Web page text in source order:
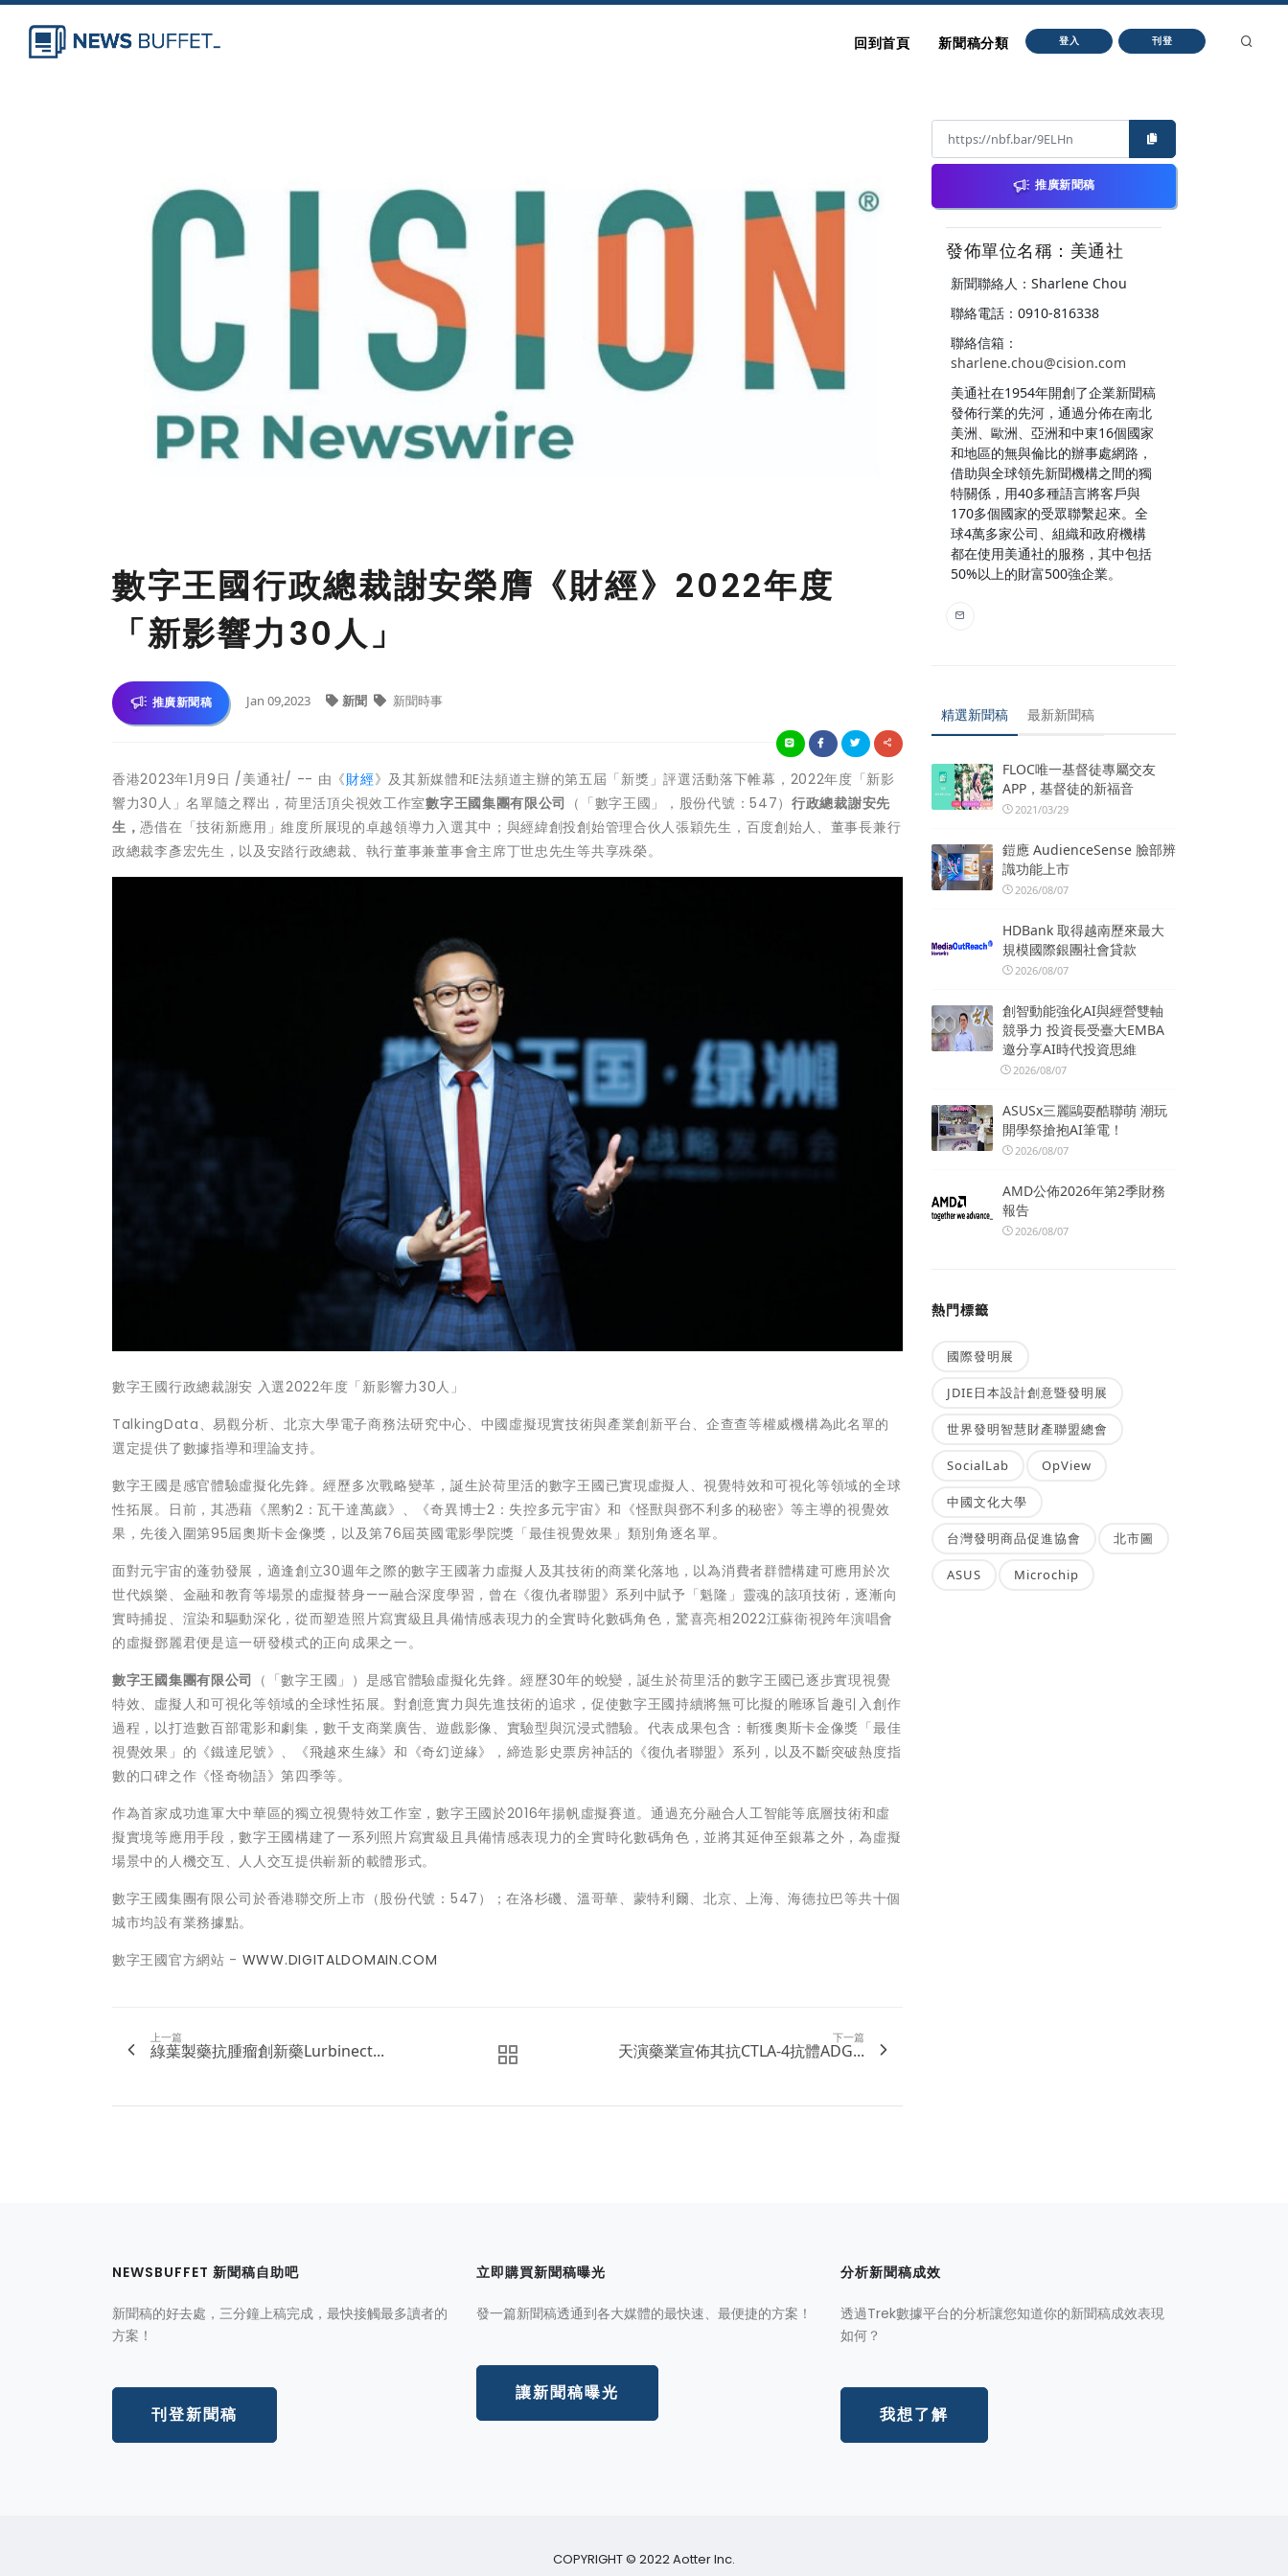
回到首頁 新聞稿分類 登入 刊登
數字王國行政總裁謝安榮膺《財經》2022年度
「新影響力30人」
推廣新聞稿 Jan 09,2023 新聞 新聞時事
香港2023年1月9日 /美通社/ -- 由《財經》及其新媒體和E法頻道主辦的第五屆「新獎」評選活動落下帷幕，2022年度「新影
響力30人」名單隨之釋出，荷里活頂尖視效工作室數字王國集團有限公司 （「數字王國」，股份代號：547）行政總裁謝安先
生，憑借在「技術新應用」維度所展現的卓越領導力入選其中；與經緯創投創始管理合伙人張穎先生，百度創始人、董事長兼行
政總裁李彥宏先生，以及安踏行政總裁、執行董事兼董事會主席丁世忠先生等共享殊榮。
數字王國行政總裁謝安 入選2022年度「新影響力30人」
TalkingData、易觀分析、北京大學電子商務法研究中心、中國虛擬現實技術與產業創新平台、企查查等權威機構為此名單的
選定提供了數據指導和理論支持。
數字王國是感官體驗虛擬化先鋒。經歷多次戰略變革，誕生於荷里活的數字王國已實現虛擬人、視覺特效和可視化等領域的全球
性拓展。日前，其憑藉《黑豹2：瓦干達萬歲》、《奇異博士2：失控多元宇宙》和《怪獸與鄧不利多的秘密》等主導的視覺效
果，先後入圍第95屆奧斯卡金像獎，以及第76屆英國電影學院獎「最佳視覺效果」類別角逐名單。
面對元宇宙的蓬勃發展，適逢創立30週年之際的數字王國著力虛擬人及其技術的商業化落地，以為消費者群體構建可應用於次
世代娛樂、金融和教育等場景的虛擬替身——融合深度學習，曾在《復仇者聯盟》系列中賦予「魁隆」靈魂的該項技術，逐漸向
實時捕捉、渲染和驅動深化，從而塑造照片寫實級且具備情感表現力的全實時化數碼角色，驚喜亮相2022江蘇衛視跨年演唱會
的虛擬鄧麗君便是這一研發模式的正向成果之一。
數字王國集團有限公司 （「數字王國」）是感官體驗虛擬化先鋒。經歷30年的蛻變，誕生於荷里活的數字王國已逐步實現視覺
特效、虛擬人和可視化等領域的全球性拓展。對創意實力與先進技術的追求，促使數字王國持續將無可比擬的雕琢旨趣引入創作
過程，以打造數百部電影和劇集，數千支商業廣告、遊戲影像、實驗型與沉浸式體驗。代表成果包含：斬獲奧斯卡金像獎「最佳
視覺效果」的《鐵達尼號》、《飛越來生緣》和《奇幻逆緣》，締造影史票房神話的《復仇者聯盟》系列，以及不斷突破熱度指
數的口碑之作《怪奇物語》第四季等。
作為首家成功進軍大中華區的獨立視覺特效工作室，數字王國於2016年揚帆虛擬賽道。通過充分融合人工智能等底層技術和虛
擬實境等應用手段，數字王國構建了一系列照片寫實級且具備情感表現力的全實時化數碼角色，並將其延伸至銀幕之外，為虛擬
場景中的人機交互、人人交互提供嶄新的載體形式。
數字王國集團有限公司於香港聯交所上市（股份代號：547）；在洛杉磯、溫哥華、蒙特利爾、北京、上海、海德拉巴等共十個
城市均設有業務據點。
數字王國官方網站 - WWW.DIGITALDOMAIN.COM
上一篇
綠葉製藥抗腫瘤創新藥Lurbinect...
下一篇
天演藥業宣佈其抗CTLA-4抗體ADG...
推廣新聞稿
發佈單位名稱：美通社
新聞聯絡人：Sharlene Chou
聯絡電話：0910-816338
聯絡信箱：
sharlene.chou@cision.com
美通社在1954年開創了企業新聞稿
發佈行業的先河，通過分佈在南北
美洲、歐洲、亞洲和中東16個國家
和地區的無與倫比的辦事處網路，
借助與全球領先新聞機構之間的獨
特關係，用40多種語言將客戶與
170多個國家的受眾聯繫起來。全
球4萬多家公司、組織和政府機構
都在使用美通社的服務，其中包括
50%以上的財富500強企業。
精選新聞稿 最新新聞稿
FLOC唯一基督徒專屬交友
APP，基督徒的新福音
2021/03/29
鎧應 AudienceSense 臉部辨
識功能上市
2026/08/07
HDBank 取得越南歷來最大
規模國際銀團社會貸款
2026/08/07
創智動能強化AI與經營雙軸
競爭力 投資長受臺大EMBA
邀分享AI時代投資思維
2026/08/07
ASUSx三麗鷗耍酷聯萌 潮玩
開學祭搶抱AI筆電！
2026/08/07
AMD公佈2026年第2季財務
報告
2026/08/07
熱門標籤
國際發明展
JDIE日本設計創意暨發明展
世界發明智慧財產聯盟總會
SocialLab OpView
中國文化大學
台灣發明商品促進協會 北市圖
ASUS Microchip
NEWSBUFFET 新聞稿自助吧
新聞稿的好去處，三分鐘上稿完成，最快接觸最多讀者的
方案！
刊登新聞稿
立即購買新聞稿曝光
發一篇新聞稿透通到各大媒體的最快速、最便捷的方案！
讓新聞稿曝光
分析新聞稿成效
透過Trek數據平台的分析讓您知道你的新聞稿成效表現
如何？
我想了解
COPYRIGHT © 2022 Aotter Inc.